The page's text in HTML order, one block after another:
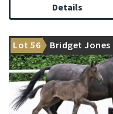
Details
Lot 56
Bridget Jones
HS
From the dam line:
Champion Lady Danza